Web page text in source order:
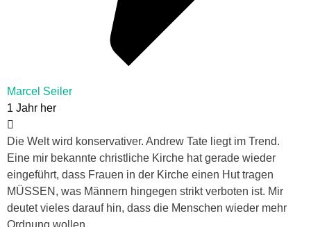
Marcel Seiler
1 Jahr her
Die Welt wird konservativer. Andrew Tate liegt im Trend.
Eine mir bekannte christliche Kirche hat gerade wieder
eingeführt, dass Frauen in der Kirche einen Hut tragen
MÜSSEN, was Männern hingegen strikt verboten ist. Mir
deutet vieles darauf hin, dass die Menschen wieder mehr
Ordnung wollen.